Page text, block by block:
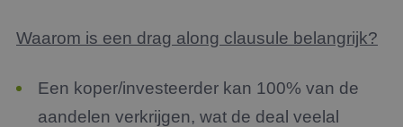
Waarom is een drag along clausule belangrijk?
Een koper/investeerder kan 100% van de
aandelen verkrijgen, wat de deal veelal